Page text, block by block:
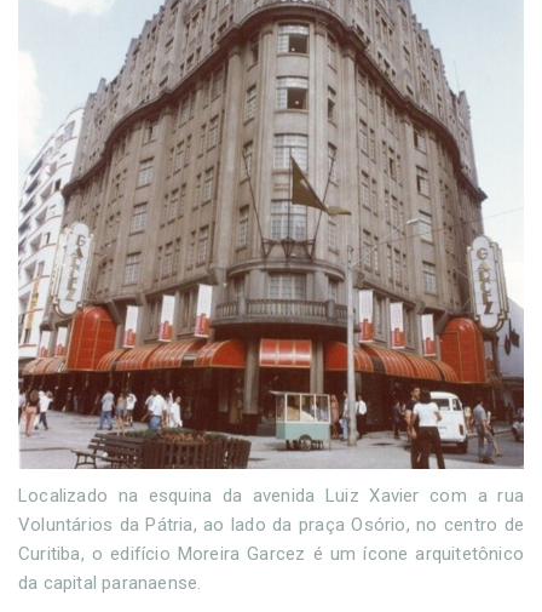
Localizado na esquina da avenida Luiz Xavier com a rua
Voluntários da Pátria, ao lado da praça Osório, no centro de
Curitiba, o edifício Moreira Garcez é um ícone arquitetônico
da capital paranaense.